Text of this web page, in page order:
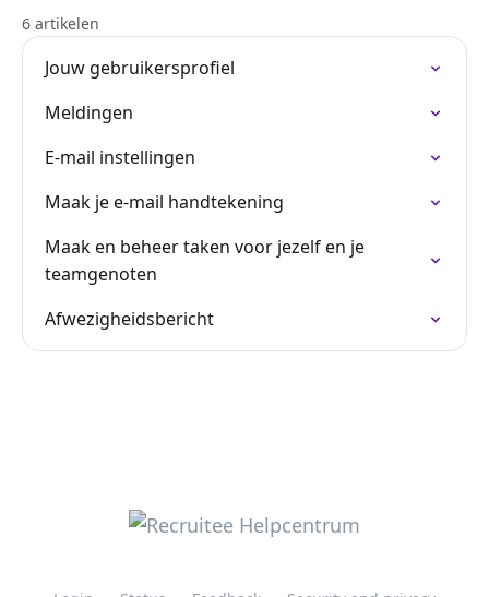
6 artikelen
Jouw gebruikersprofiel
Meldingen
E-mail instellingen
Maak je e-mail handtekening
Maak en beheer taken voor jezelf en je
teamgenoten
Afwezigheidsbericht